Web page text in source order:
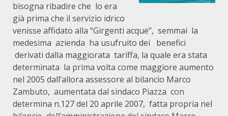
bisogna ribadire che lo era
già prima che il servizio idrico
venisse affidato alla “Girgenti acque”, semmai la
medesima azienda ha usufruito dei benefici
derivati dalla maggiorata tariffa, la quale era stata
determinata la prima volta come maggiore aumento
nel 2005 dall’allora assessore al bilancio Marco
Zambuto, aumentata dal sindaco Piazza con
determina n.127 del 20 aprile 2007, fatta propria nel